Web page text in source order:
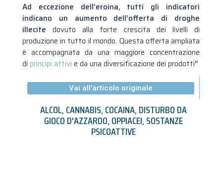
Ad eccezione dell’eroina, tutti gli indicatori
indicano un aumento dell’offerta di droghe
illecite dovuto alla forte crescita dei livelli di
produzione in tutto il mondo. Questa offerta ampliata
è accompagnata da una maggiore concentrazione
di principi attivi e da una diversificazione dei prodotti“
Vai all'articolo originale
ALCOL,CANNABIS,COCAINA,DISTURBO DA
GIOCO D'AZZARDO,OPPIACEI,SOSTANZE
PSICOATTIVE